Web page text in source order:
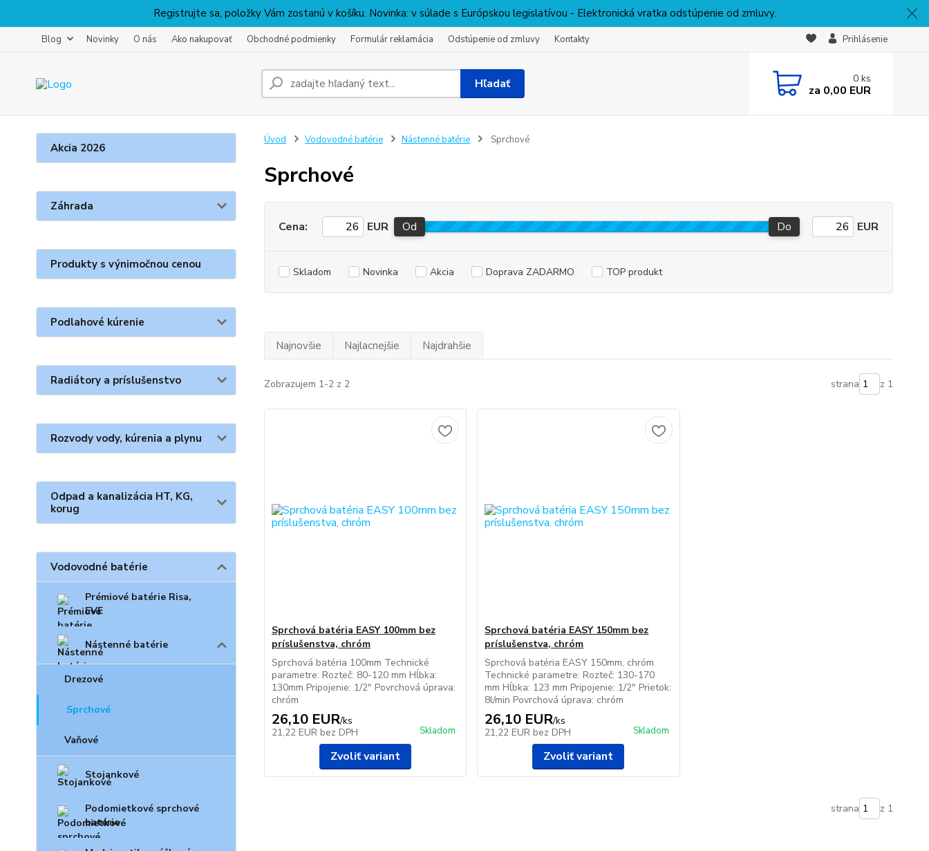
Registrujte sa, položky Vám zostanú v košíku. Novinka: v súlade s Európskou legislatívou - Elektronická vratka odstúpenie od zmluvy.
Blog Novinky O nás Ako nakupovať Obchodné podmienky Formulár reklamácia Odstúpenie od zmluvy Kontakty Prihlásenie
Hľadať 0 ks
za 0,00 EUR
Akcia 2026
Záhrada
Produkty s výnimočnou cenou
Podlahové kúrenie
Radiátory a príslušenstvo
Rozvody vody, kúrenia a plynu
Odpad a kanalizácia HT, KG,
korug
Vodovodné batérie
Prémiové batérie Risa,
EVE
Nástenné batérie
Drezové
Sprchové
Vaňové
Stojankové
Podomietkové sprchové
batérie
Úvod Vodovodné batérie Nástenné batérie Sprchové
Sprchové
Cena: EUR Od Do EUR
Skladom Novinka Akcia Doprava ZADARMO TOP produkt
Najnovšie Najlacnejšie Najdrahšie
Zobrazujem 1-2 z 2 strana z 1
Sprchová batéria EASY 100mm bez
príslušenstva, chróm
Sprchová batéria 100mm Technické
parametre: Rozteč: 80-120 mm Hĺbka:
130mm Pripojenie: 1/2" Povrchová úprava:
chróm
26,10 EUR/ks
21,22 EUR bez DPH Skladom
Zvoliť variant
Sprchová batéria EASY 150mm bez
príslušenstva, chróm
Sprchová batéria EASY 150mm, chróm
Technické parametre: Rozteč: 130-170
mm Hĺbka: 123 mm Pripojenie: 1/2" Prietok:
8l/min Povrchová úprava: chróm
26,10 EUR/ks
21,22 EUR bez DPH Skladom
Zvoliť variant
strana z 1